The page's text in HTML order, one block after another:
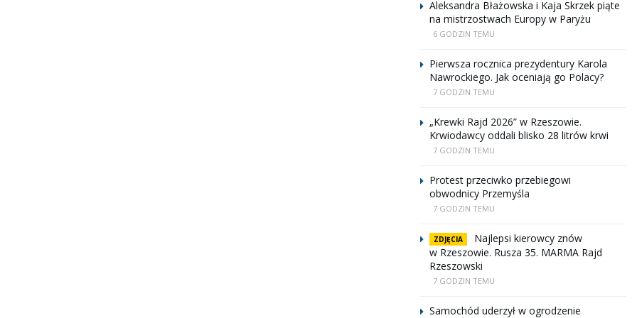
Aleksandra Błażowska i Kaja Skrzek piąte
na mistrzostwach Europy w Paryżu
6 GODZIN TEMU
Pierwsza rocznica prezydentury Karola
Nawrockiego. Jak oceniają go Polacy?
7 GODZIN TEMU
„Krewki Rajd 2026” w Rzeszowie.
Krwiodawcy oddali blisko 28 litrów krwi
7 GODZIN TEMU
Protest przeciwko przebiegowi
obwodnicy Przemyśla
7 GODZIN TEMU
ZDJĘCIA
Najlepsi kierowcy znów
w Rzeszowie. Rusza 35. MARMA Rajd
Rzeszowski
7 GODZIN TEMU
Samochód uderzył w ogrodzenie